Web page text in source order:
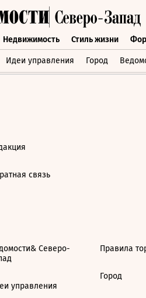
Недвижимость Стиль жизни
Идеи управления Город
Недвижимость Стиль жизни
связь
Северо-
управления
Правила
Город